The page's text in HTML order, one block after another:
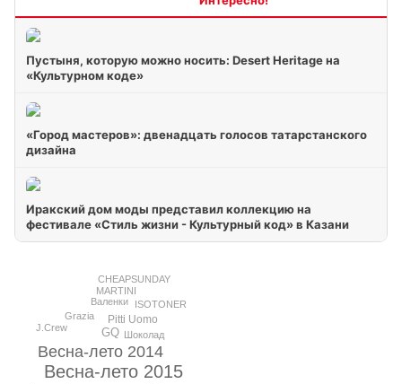
Пустыня, которую можно носить: Desert Heritage на
«Культурном коде»
«Город мастеров»: двенадцать голосов татарстанского
дизайна
Иракский дом моды представил коллекцию на
фестивале «Стиль жизни - Культурный код» в Казани
Весна-лето 2015
Весна-лето 2014
GQ
Pitti Uomo
Шоколад
Валенки
J.Crew
MARTINI
Grazia
ISOTONER
CHEAPSUNDAY